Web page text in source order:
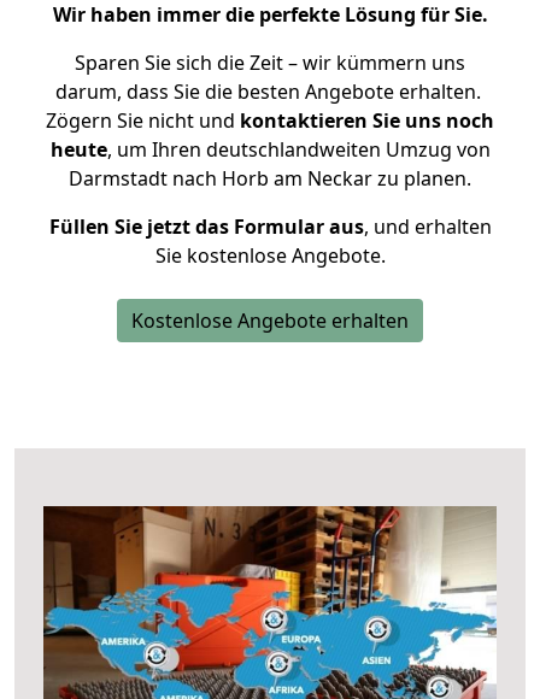
Wir haben immer die perfekte Lösung für Sie.
Sparen Sie sich die Zeit – wir kümmern uns
darum, dass Sie die besten Angebote erhalten.
Zögern Sie nicht und kontaktieren Sie uns noch
heute, um Ihren deutschlandweiten Umzug von
Darmstadt nach Horb am Neckar zu planen.
Füllen Sie jetzt das Formular aus, und erhalten
Sie kostenlose Angebote.
Kostenlose Angebote erhalten